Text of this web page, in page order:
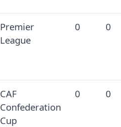
Premier
League
0 0
CAF
Confederation
Cup
0 0